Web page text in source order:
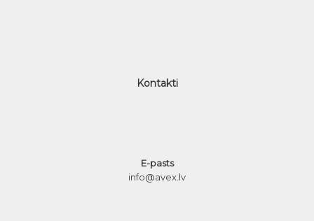
Kontakti
E-pasts
info@avex.lv